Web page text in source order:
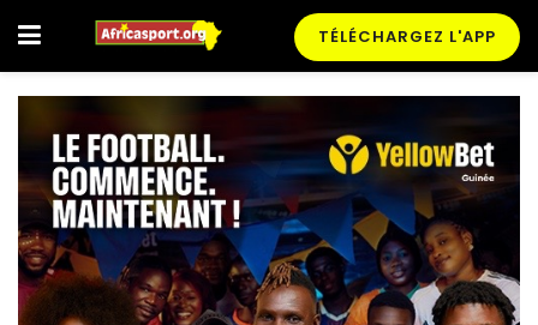
TÉLÉCHARGEZ L'APP